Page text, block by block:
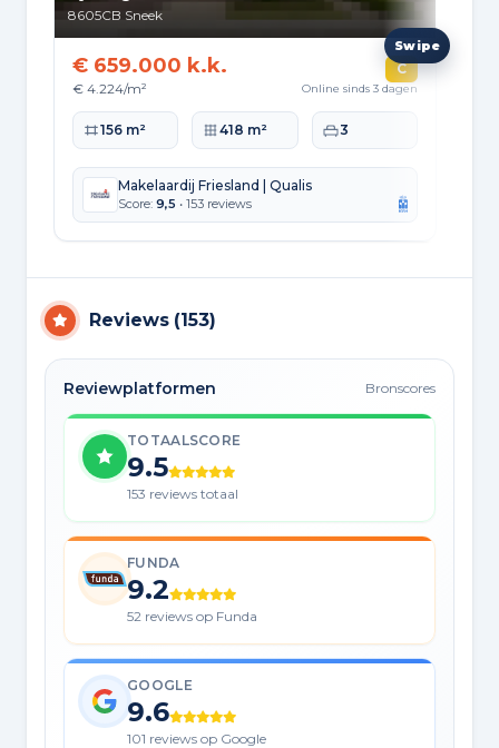
8605CB Sneek
€ 659.000 k.k.
€ 4.224/m²
C
Online sinds 3 dagen
Woonoppervlakte
156 m² Perceeloppervlakte
418 m² Slaapkamers
3
Makelaardij Friesland | Qualis
Score: 9,5 • 153 reviews
Reviews (153)
Reviewplatformen Bronscores
TOTAALSCORE
9.5
153 reviews totaal
FUNDA
9.2
52 reviews op Funda
GOOGLE
9.6
101 reviews op Google